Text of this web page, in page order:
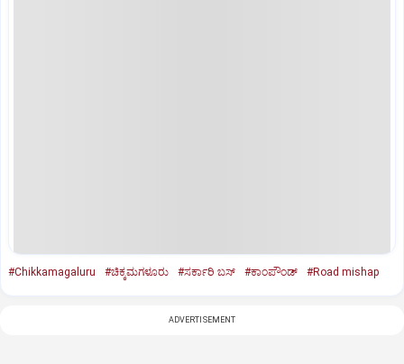
#Chikkamagaluru #ಚಿಕ್ಕಮಗಳೂರು #ಸರ್ಕಾರಿ ಬಸ್ #ಕಾಂಪೌಂಡ್ #Road mishap
ADVERTISEMENT